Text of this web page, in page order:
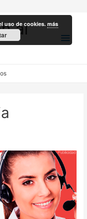
al
uso de cookies.más